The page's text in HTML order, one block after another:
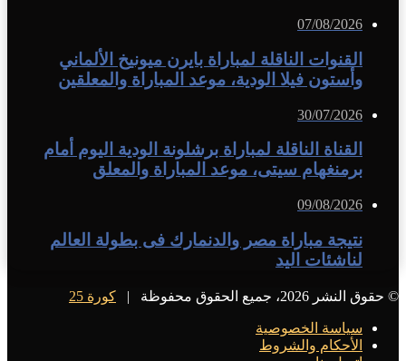
07/08/2026
القنوات الناقلة لمباراة بايرن ميونيخ الألماني
وأستون فيلا الودية، موعد المباراة والمعلقين
30/07/2026
القناة الناقلة لمباراة برشلونة الودية اليوم أمام
برمنغهام سيتى، موعد المباراة والمعلق
09/08/2026
نتيجة مباراة مصر والدنمارك فى بطولة العالم
لناشئات اليد
© حقوق النشر 2026، جميع الحقوق محفوظة | كورة 25
سياسة الخصوصية
الأحكام والشروط